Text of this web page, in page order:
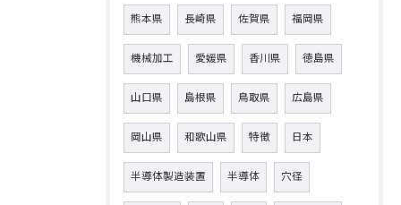
熊本県 長崎県 佐賀県 福岡県
機械加工 愛媛県 香川県 徳島県
山口県 島根県 鳥取県 広島県
岡山県 和歌山県 特徴 日本
半導体製造装置 半導体 穴径